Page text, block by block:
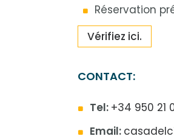
Réservation
Vérifiez ici.
CONTACT:
Tel: +34 950 21
Email: